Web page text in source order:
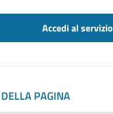
Accedi al servizio
PAGINA